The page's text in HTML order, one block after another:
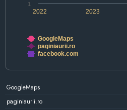
2022 2023
1
GoogleMaps
paginiaurii.ro
facebook.com
GoogleMaps
paginiaurii.ro